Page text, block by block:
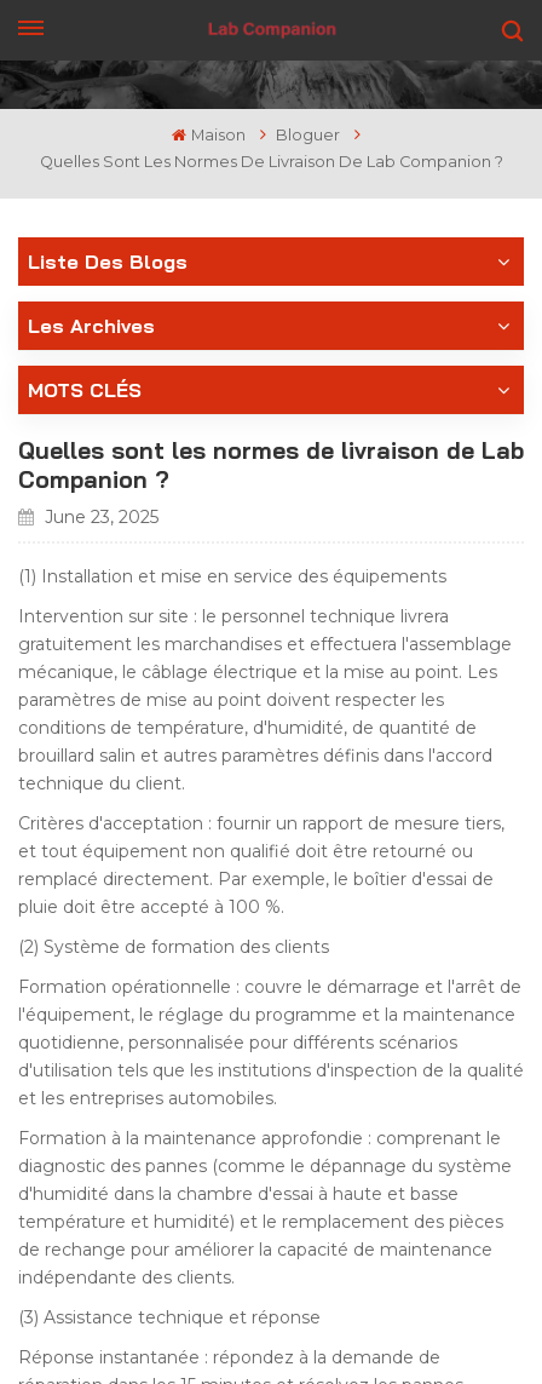
OBTENEZ UN DEVIS
Maison
Bloguer
Quelles Sont Les Normes De Livraison De Lab Companion ?
Liste Des Blogs
Les Archives
MOTS CLÉS
Quelles sont les normes de livraison de Lab
Companion ?
June 23, 2025
(1) Installation et mise en service des équipements
Intervention sur site : le personnel technique livrera
gratuitement les marchandises et effectuera l'assemblage
mécanique, le câblage électrique et la mise au point. Les
paramètres de mise au point doivent respecter les
conditions de température, d'humidité, de quantité de
brouillard salin et autres paramètres définis dans l'accord
technique du client.
Critères d'acceptation : fournir un rapport de mesure tiers,
et tout équipement non qualifié doit être retourné ou
remplacé directement. Par exemple, le boîtier d'essai de
pluie doit être accepté à 100 %.
(2) Système de formation des clients
Formation opérationnelle : couvre le démarrage et l'arrêt de
l'équipement, le réglage du programme et la maintenance
quotidienne, personnalisée pour différents scénarios
d'utilisation tels que les institutions d'inspection de la qualité
et les entreprises automobiles.
Formation à la maintenance approfondie : comprenant le
diagnostic des pannes (comme le dépannage du système
d'humidité dans la chambre d'essai à haute et basse
température et humidité) et le remplacement des pièces
de rechange pour améliorer la capacité de maintenance
indépendante des clients.
(3) Assistance technique et réponse
Réponse instantanée : répondez à la demande de